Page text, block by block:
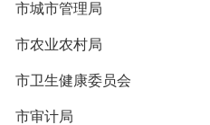
市城市管理局
市农业农村局
市卫生健康委员会
市审计局